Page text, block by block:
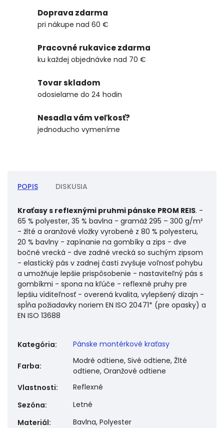
Doprava zdarma
pri nákupe nad 60 €
Pracovné rukavice zdarma
ku každej objednávke nad 70 €
Tovar skladom
odosielame do 24 hodin
Nesadla vám veľkosť?
jednoducho vymeníme
POPIS DISKUSIA
Kraťasy s reflexnými pruhmi pánske PROM REIS. -
65 % polyester, 35 % bavlna - gramáž 295 – 300 g/m²
- žlté a oranžové vložky vyrobené z 80 % polyesteru,
20 % bavlny - zapínanie na gombíky a zips - dve
bočné vrecká - dve zadné vrecká so suchým zipsom
- elastický pás v zadnej časti zvyšuje voľnosť pohybu
a umožňuje lepšie prispôsobenie - nastaviteľný pás s
gombíkmi - spona na kľúče - reflexné pruhy pre
lepšiu viditeľnosť - overená kvalita, vylepšený dizajn -
spĺňa požiadavky noriem EN ISO 20471* (pre opasky) a
EN ISO 13688
Kategória: Pánske montérkové kraťasy
Farba:
Modré odtiene, Sivé odtiene, Žlté
odtiene, Oranžové odtiene
Vlastnosti:
Reflexné
Sezóna:
Letné
Materiál: Bavlna, Polyester